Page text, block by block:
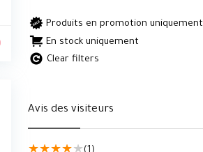
Produits en promotion uniquement
En stock uniquement
Clear filters
Avis des visiteurs